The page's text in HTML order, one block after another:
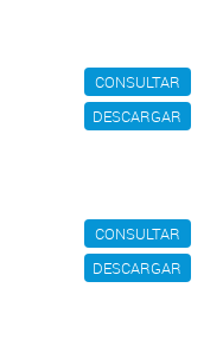
CONSULTAR
DESCARGAR
CONSULTAR
DESCARGAR